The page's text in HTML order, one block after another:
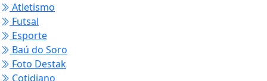
Atletismo
Futsal
Esporte
Baú do Soro
Foto Destak
Cotidiano